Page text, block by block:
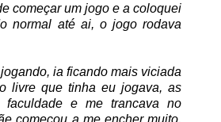
começar um jogo e a coloquei
normal até ai, o jogo rodava
ia ficando mais viciada
livre que tinha eu jogava, as
faculdade e me trancava no
começou a me encher muito,